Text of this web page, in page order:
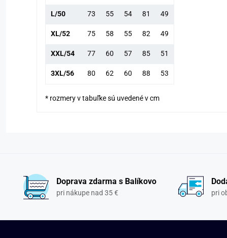
L/50 73 55 54 81 49
XL/52 75 58 55 82 49
XXL/54 77 60 57 85 51
3XL/56 80 62 60 88 53
* rozmery v tabuľke sú uvedené v cm
Doprava zdarma s Balíkovo
pri nákupe nad 35 € pri